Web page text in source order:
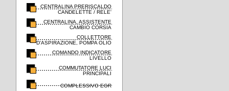
CENTRALINA PRERISCALDO
CANDELETTE / RELE'
CENTRALINA, ASSISTENTE
CAMBIO CORSIA
COLLETTORE
D'ASPIRAZIONE, POMPA OLIO
COMANDO INDICATORE
LIVELLO
COMMUTATORE LUCI
PRINCIPALI
COMPLESSIVO EGR